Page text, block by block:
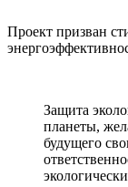
Проект призван
Защита
планеты,
будущего